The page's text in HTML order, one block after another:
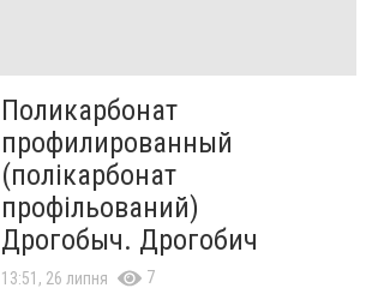
Поликарбонат
профилированный
(полікарбонат
профільований)
Дрогобыч. Дрогобич
13:51, 26 липня 7